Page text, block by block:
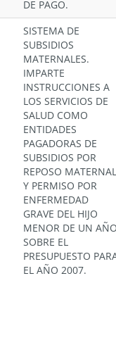
DE PAGO.
SISTEMA DE
SUBSIDIOS
MATERNALES.
IMPARTE
INSTRUCCIONES A
LOS SERVICIOS DE
SALUD COMO
ENTIDADES
PAGADORAS DE
SUBSIDIOS POR
REPOSO MATERNAL
Y PERMISO POR
ENFERMEDAD
GRAVE DEL HIJO
MENOR DE UN
SOBRE EL
PRESUPUESTO
EL AÑO 2007.